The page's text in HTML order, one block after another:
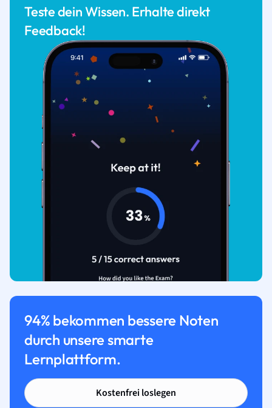
Teste dein Wissen. Erhalte direkt
Feedback!
94% bekommen bessere Noten
durch unsere smarte
Lernplattform.
Kostenfrei loslegen